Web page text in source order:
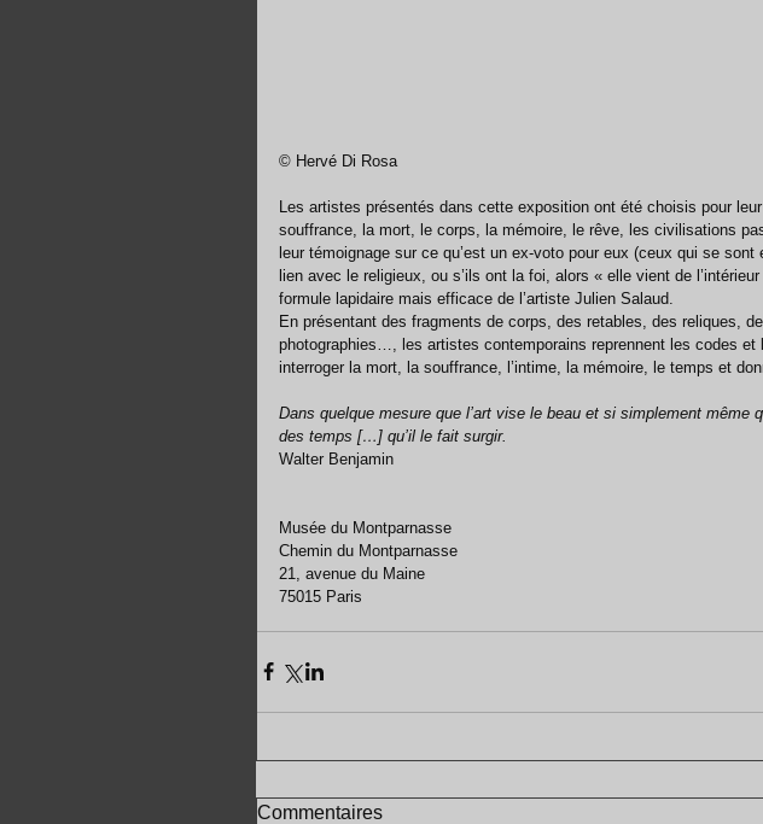
© Hervé Di Rosa
Les artistes présentés dans cette exposition ont été choisis pour
souffrance, la mort, le corps, la mémoire, le rêve, les civilisations
leur témoignage sur ce qu’est un ex-voto pour eux (ceux qui se
lien avec le religieux, ou s’ils ont la foi, alors « elle vient de
formule lapidaire mais efficace de l’artiste Julien Salaud.
En présentant des fragments de corps, des retables, des reliques,
photographies…, les artistes contemporains reprennent les codes et
interroger la mort, la souffrance, l’intime, la mémoire, le temps et
Dans quelque mesure que l’art vise le beau et si simplement même
des temps […] qu’il le fait surgir.
Walter Benjamin
Musée du Montparnasse
Chemin du Montparnasse
21, avenue du Maine
75015 Paris
Commentaires